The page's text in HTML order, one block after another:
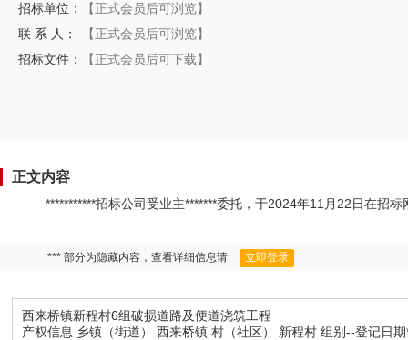
招标单位：
【正式会员后可浏览】
联 系 人：
【正式会员后可浏览】
招标文件：
【正式会员后可下载】
正文内容
***********招标公司受业主*******委托，于2024年11月22日在招
*** 部分为隐藏内容，查看详细信息请 立即登录
西来桥镇新程村6组破损道路及便道浇筑工程
产权信息 乡镇（街道） 西来桥镇 村（社区） 新程村 组别--登记日